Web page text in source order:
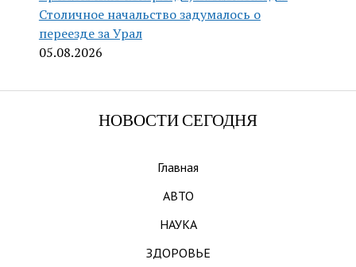
Столичное начальство задумалось о
переезде за Урал
05.08.2026
НОВОСТИ СЕГОДНЯ
Главная
АВТО
НАУКА
ЗДОРОВЬЕ